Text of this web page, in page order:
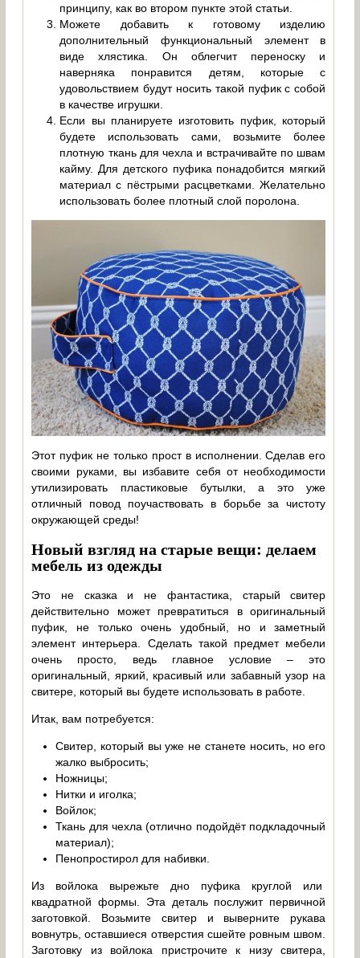
принципу, как во втором пункте этой статьи.
Можете добавить к готовому изделию
дополнительный функциональный элемент в
виде хлястика. Он облегчит переноску и
наверняка понравится детям, которые с
удовольствием будут носить такой пуфик с собой
в качестве игрушки.
Если вы планируете изготовить пуфик, который
будете использовать сами, возьмите более
плотную ткань для чехла и встрачивайте по швам
кайму. Для детского пуфика понадобится мягкий
материал с пёстрыми расцветками. Желательно
использовать более плотный слой поролона.
Этот пуфик не только прост в исполнении. Сделав его
своими руками, вы избавите себя от необходимости
утилизировать пластиковые бутылки, а это уже
отличный повод поучаствовать в борьбе за чистоту
окружающей среды!
Новый взгляд на старые вещи: делаем
мебель из одежды
Это не сказка и не фантастика, старый свитер
действительно может превратиться в оригинальный
пуфик, не только очень удобный, но и заметный
элемент интерьера. Сделать такой предмет мебели
очень просто, ведь главное условие – это
оригинальный, яркий, красивый или забавный узор на
свитере, который вы будете использовать в работе.
Итак, вам потребуется:
Свитер, который вы уже не станете носить, но его
жалко выбросить;
Ножницы;
Нитки и иголка;
Войлок;
Ткань для чехла (отлично подойдёт подкладочный
материал);
Пенопростирол для набивки.
Из войлока вырежьте дно пуфика круглой или
квадратной формы. Эта деталь послужит первичной
заготовкой. Возьмите свитер и выверните рукава
вовнутрь, оставшиеся отверстия сшейте ровным швом.
Заготовку из войлока пристрочите к низу свитера,